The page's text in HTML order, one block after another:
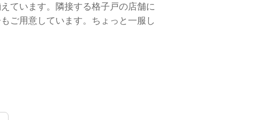
ています。隣接する格子戸の店舗に
ご用意しています。ちょっと一服し